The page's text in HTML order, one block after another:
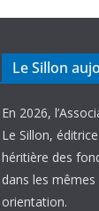
Le Sillon
En 2026,
Le Sillon,
héritière des
dans les
orientation.